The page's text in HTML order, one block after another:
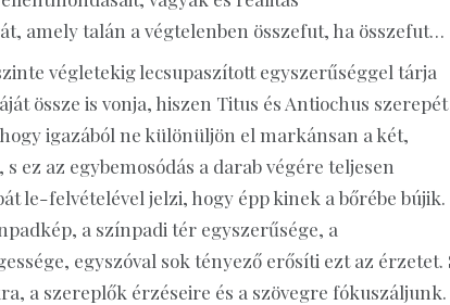
amely talán a végtelenben összefut, ha összefut…
végletekig lecsupaszított egyszerűséggel tárja
össze is vonja, hiszen Titus és Antiochus szerepét
igazából ne különüljön el markánsan a két,
ez az egybemosódás a darab végére teljesen
le-felvételével jelzi, hogy épp kinek a bőrébe bújik.
a színpadi tér egyszerűsége, a
egyszóval sok tényező erősíti ezt az érzetet.
a szereplők érzéseire és a szövegre fókuszáljunk.